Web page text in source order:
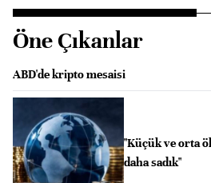
Öne Çıkanlar
ABD'de kripto mesaisi
"Küçük ve orta
daha sadık"